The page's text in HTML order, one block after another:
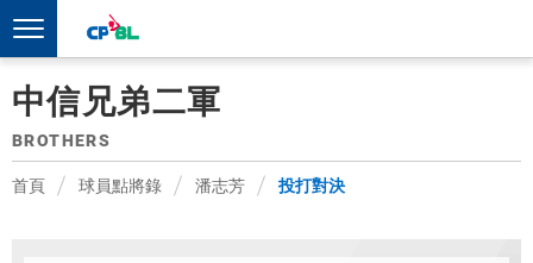
中信兄弟二軍
BROTHERS
首頁 球員點將錄 潘志芳 投打對決